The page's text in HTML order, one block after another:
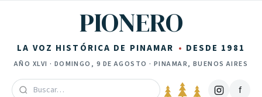
PIONERO
LA VOZ HISTÓRICA DE PINAMAR DESDE 1981
AÑO XLVI · DOMINGO, 9 DE AGOSTO · PINAMAR, BUENOS AIRES
f